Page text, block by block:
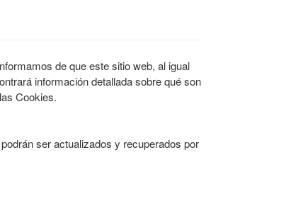
de que este sitio web, al igual
información detallada sobre qué son
Cookies.
ser actualizados y recuperados por